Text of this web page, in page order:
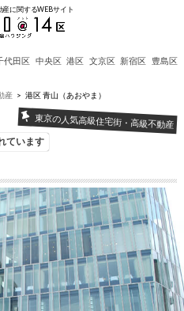
に関するWEBサイト
代田区 中央区 港区 文京区 新宿区
豊島区
産 港区 青山（あおやま）
東京の人気高級住宅街・高級不動産
ています